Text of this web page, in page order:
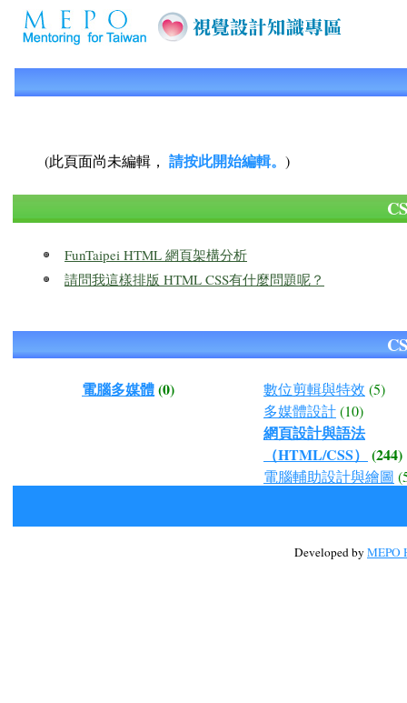
(此頁面尚未編輯， 請按此開始編輯。 )
FunTaipei HTML 網頁架構分析
請問我這樣排版 HTML CSS有什麼問題呢？
電腦多媒體(0) 數位剪輯與特效 (5)
多媒體設計(10)
網頁設計與語法
（HTML/CSS） (244)
電腦輔助設計與繪圖
Developed by MEPO